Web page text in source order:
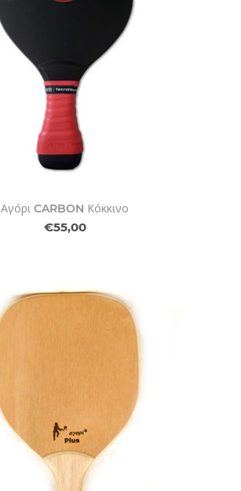
Αγόρι CARBON Κόκκινο
€55,00